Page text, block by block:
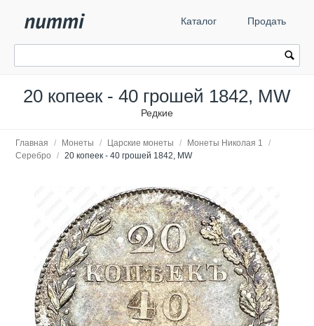
Каталог Продать
20 копеек - 40 грошей 1842, MW
Редкие
Главная / Монеты / Царские монеты / Монеты Николая 1
/
Серебро
/ 20 копеек - 40 грошей 1842, MW